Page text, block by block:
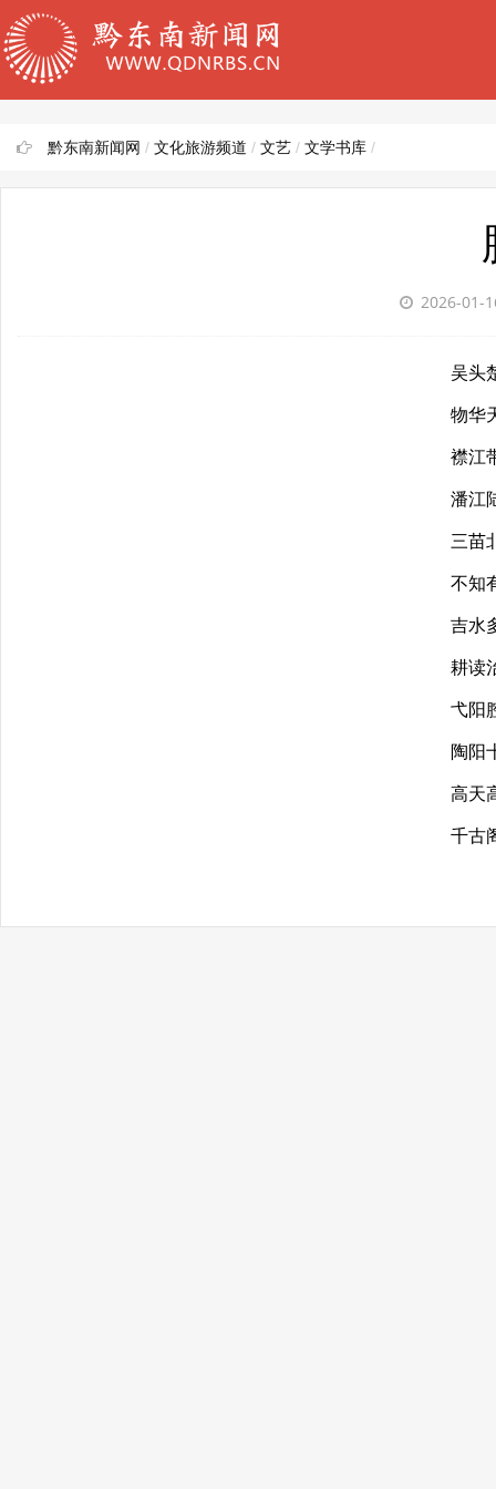
黔东南新闻网 / 文化旅游频道 / 文艺 / 文学书库 /
2026-01-
吴头
物华
襟江
潘江
三苗
不知
吉水
耕读
弋阳
陶阳
高天
千古